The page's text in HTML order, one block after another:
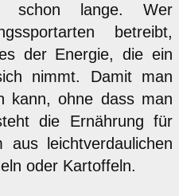
schon lange. Wer
betreibt,
der Energie, die ein
nimmt. Damit man
kann, ohne dass man
die Ernährung für
leichtverdaulichen
oder Kartoffeln.